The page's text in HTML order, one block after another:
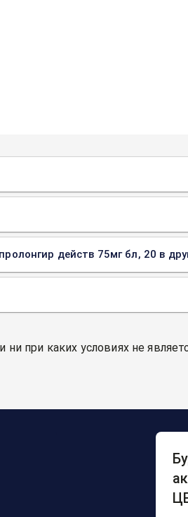
действ 75мг бл, 20 в
при каких условиях не